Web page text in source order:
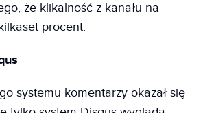
że klikalność z kanału na
procent.
systemu komentarzy okazał się